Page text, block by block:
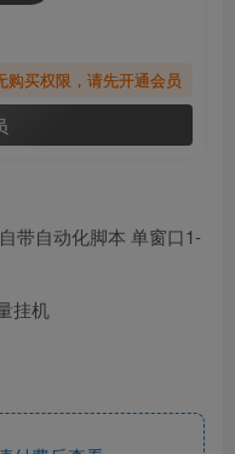
购买权限，请先开通会员
挂机